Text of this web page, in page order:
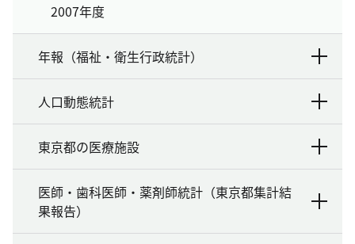
2007年度
年報（福祉・衛生行政統計）
人口動態統計
東京都の医療施設
医師・歯科医師・薬剤師統計（東京都集計結
果報告）